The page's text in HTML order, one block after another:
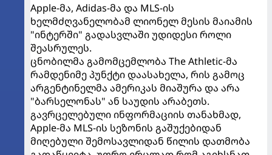
Apple-მა, Adidas-მა და MLS-ის
ხელმძღვანელობამ ლიონელ მესის მაიამის
"ინტერში" გადასვლაში უდიდესი როლი
შეასრულეს.
ცნობილმა გამომცემლობა The Athletic-მა
რამდენიმე პუნქტი დაასახელა, რის გამოც
არგენტინელმა ამერიკას მიაშურა და არა
"ბარსელონას" ან საუდის არაბეთს.
გავრცელებული ინფორმაციის თანახმად,
Apple-მა MLS-ის სეზონის გაშუქებიდან
მიღებული შემოსავლიდან წილის დათმობა